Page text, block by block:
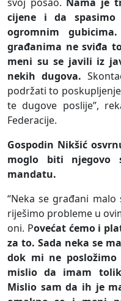
cijene i da
ogromnim
građanima ne sviđa
meni su se javili iz
nekih dugova.
podržati to
te dugove poslije”,
Federacije.
Gospodin Nikšić
moglo biti njegovo
mandatu.
“Neka se građani
riješimo probleme u
oni. Povećat ćemo i
za to. Sada neka se
dok mi ne posložimo
mislio da imam
Mislio sam da ih je